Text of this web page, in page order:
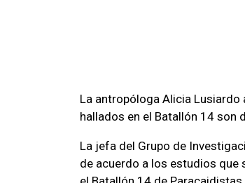
La antropóloga Alicia
hallados en el Batallón 14 son
La jefa del Grupo de
de acuerdo a los estudios que